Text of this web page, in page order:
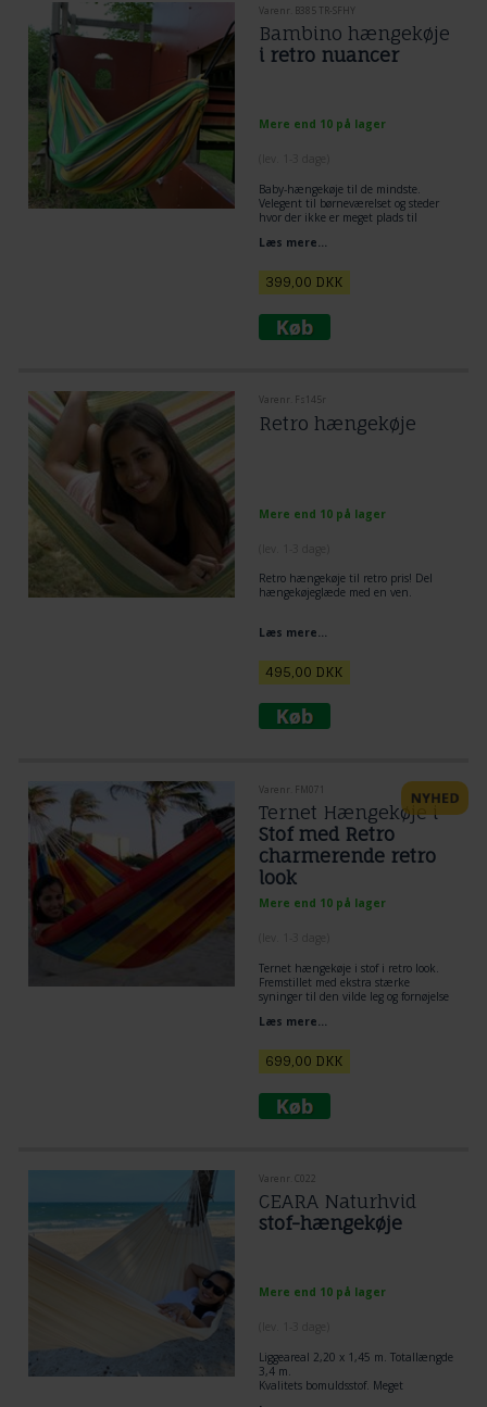
Varenr. B385 TR-SFHY
Bambino hængekøje
i retro nuancer
Mere end 10 på lager
Baby-hængekøje til de mindste.
Velegent til børneværelset og steder
hvor der ikke er meget plads til
Børn elsker at gynge i hængekøje. Få
plads. Børn elsker at kravle rund i en
hængekøje. Sjov hygge sted for børn.
Læs mere...
399,00 DKK
Varenr. Fs145r
Retro hængekøje
Mere end 10 på lager
Retro hængekøje til retro pris! Del
hængekøjeglæde med en ven.
Læs mere...
495,00 DKK
Varenr. FM071
Ternet Hængekøje i
Stof med Retro
charmerende retro
look
Mere end 10 på lager
Ternet hængekøje i stof i retro look.
Fremstillet med ekstra stærke
syninger til den vilde leg og fornøjelse
farveægte stof.
Læs mere...
699,00 DKK
Varenr. C022
CEARA Naturhvid
stof-hængekøje
Mere end 10 på lager
Liggeareal 2,20 x 1,45 m. Totallængde
3,4 m.
Kvalitets bomuldsstof. Meget